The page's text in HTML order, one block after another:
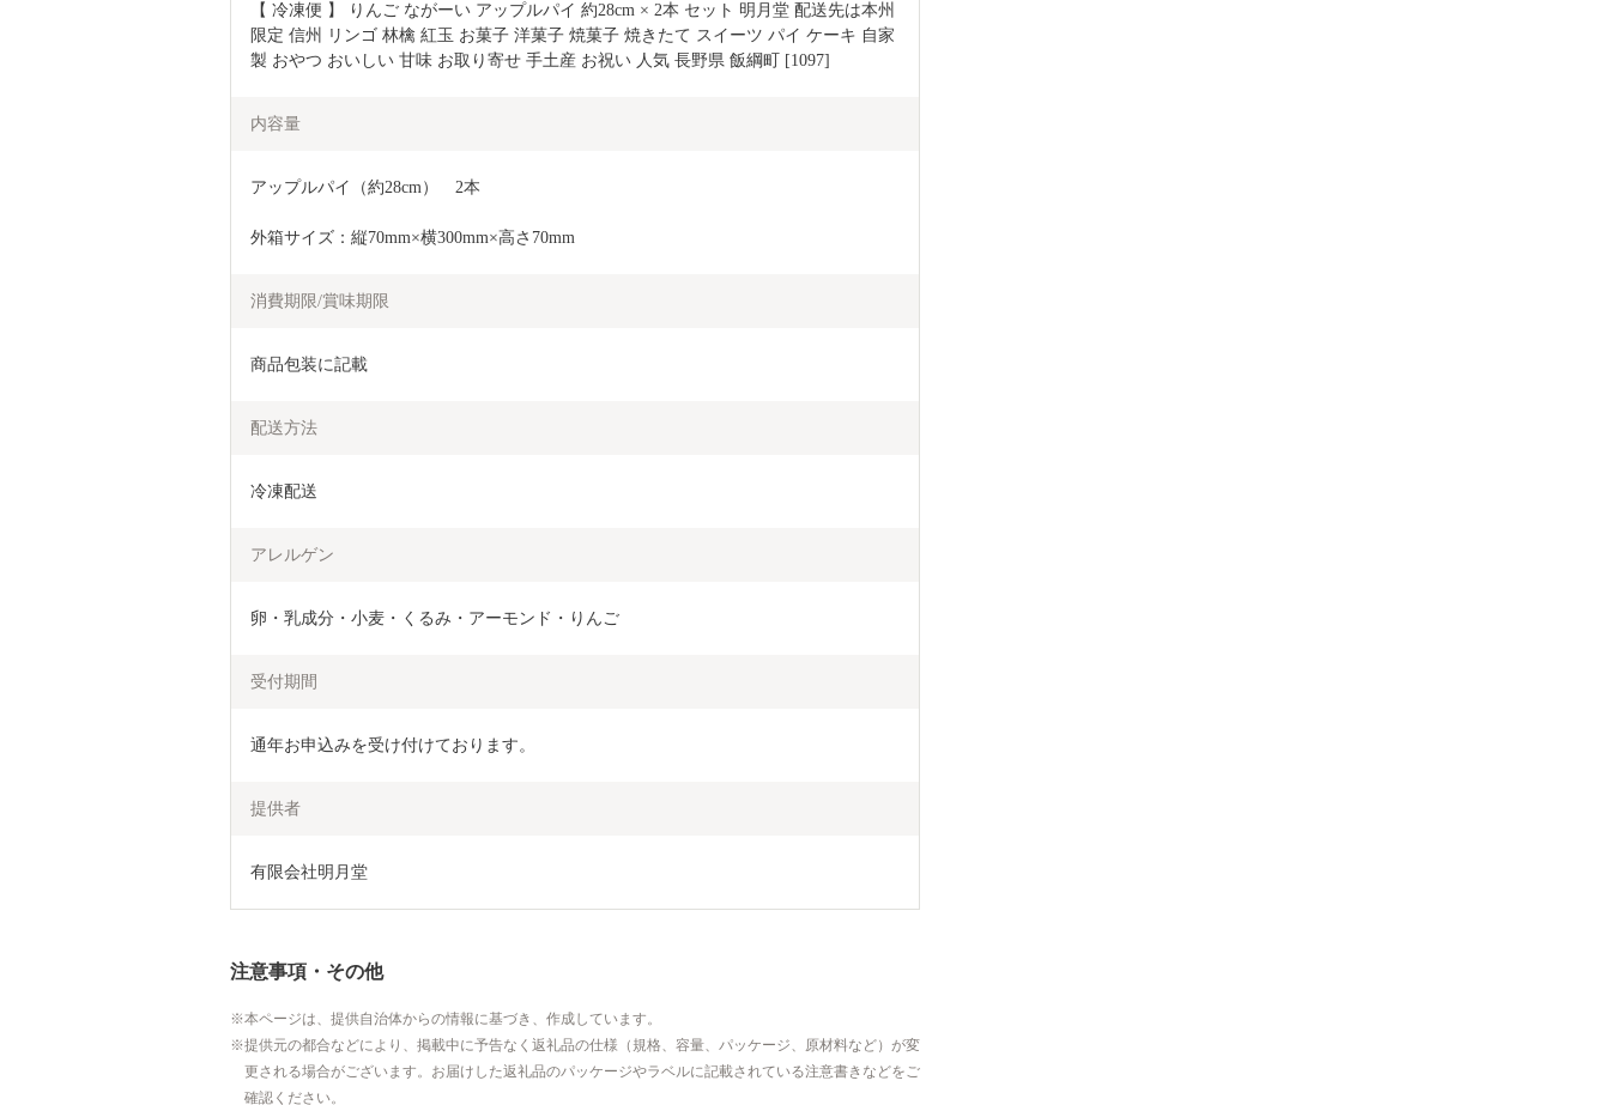
【 冷凍便 】 りんご ながーい アップルパイ 約28cm × 2本 セット 明月堂 配送先は本州
限定 信州 リンゴ 林檎 紅玉 お菓子 洋菓子 焼菓子 焼きたて スイーツ パイ ケーキ 自家
製 おやつ おいしい 甘味 お取り寄せ 手土産 お祝い 人気 長野県 飯綱町 [1097]
内容量
アップルパイ（約28cm）　2本
外箱サイズ：縦70mm×横300mm×高さ70mm
消費期限/賞味期限
商品包装に記載
配送方法
冷凍配送
アレルゲン
卵・乳成分・小麦・くるみ・アーモンド・りんご
受付期間
通年お申込みを受け付けております。
提供者
有限会社明月堂
注意事項・その他
本ページは、提供自治体からの情報に基づき、作成しています。
提供元の都合などにより、掲載中に予告なく返礼品の仕様（規格、容量、パッケージ、原材料など）が変
更される場合がございます。お届けした返礼品のパッケージやラベルに記載されている注意書きなどをご
確認ください。